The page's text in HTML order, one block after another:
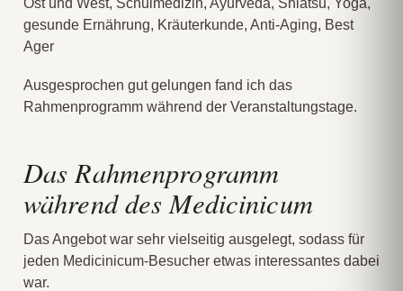
Ausgesprochen gut gelungen fand ich das
Rahmenprogramm während der Veranstaltungstage.
Das Rahmenprogramm
während des Medicinicum
Das Angebot war sehr vielseitig ausgelegt, sodass für
jeden Medicinicum-Besucher etwas interessantes dabei
war.